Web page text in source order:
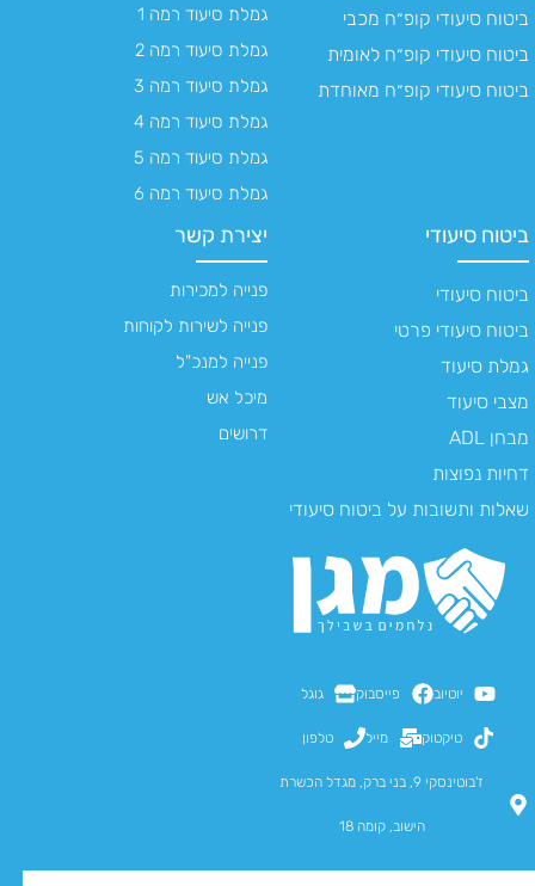
ביטוח סיעודי
ביטוח סיעודי
ביטוח סיעודי פרטי
גמלת סיעוד
מצבי סיעוד
מבחן ADL
דחיות נפוצות
שאלות ותשובות על ביטוח סיעודי
ביטוח סיעודי קופ״ח מכבי
ביטוח סיעודי קופ״ח לאומית
ביטוח סיעודי קופ״ח מאוחדת
גמלת סיעוד רמה 1
גמלת סיעוד רמה 2
גמלת סיעוד רמה 3
גמלת סיעוד רמה 4
גמלת סיעוד רמה 5
גמלת סיעוד רמה 6
יצירת קשר
פנייה למכירות
פנייה לשירות לקוחות
פנייה למנכ"ל
מיכל אש
דרושים
יוטיוב פייסבוק גוגל
טיקטוק מייל טלפון
ז'בוטינסקי 9, בני ברק, מגדל הכשרת
הישוב, קומה 18